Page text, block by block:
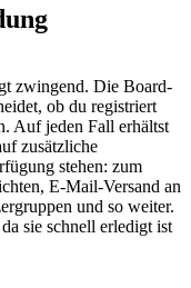
zwingend. Die Board-
ob du registriert
Auf jeden Fall erhältst
zusätzliche
stehen: zum
E-Mail-Versand an
und so weiter.
sie schnell erledigt ist